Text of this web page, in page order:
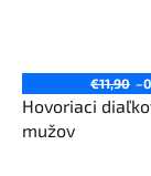
€11,90
Hovoriaci
mužov